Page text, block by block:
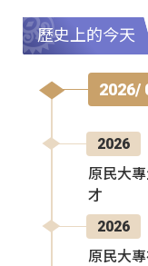
歷史上的今天
2026/
2026
原民大
才
2026
原民大